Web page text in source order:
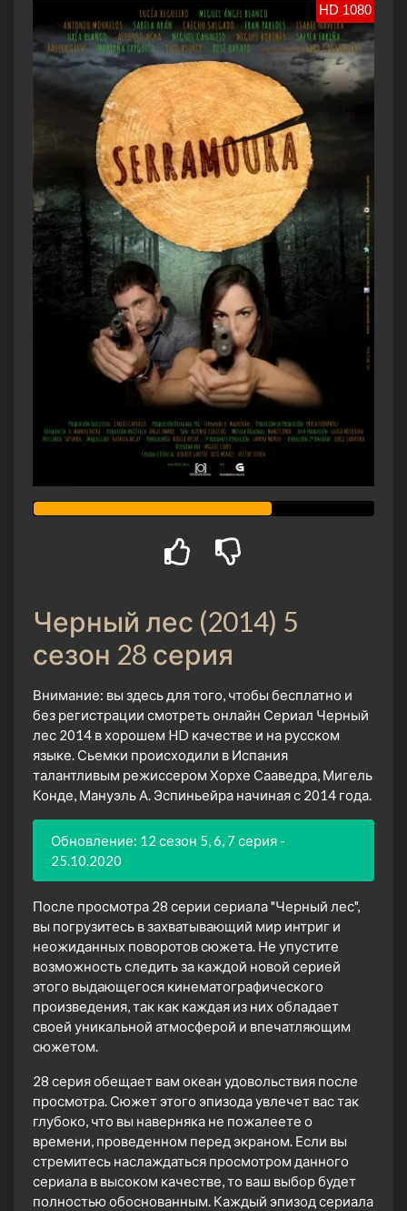
HD 1080
Черный лес (2014) 5
сезон 28 серия
Внимание: вы здесь для того, чтобы бесплатно и
без регистрации смотреть онлайн Сериал Черный
лес 2014 в хорошем HD качестве и на русском
языке. Сьемки происходили в Испания
талантливым режиссером Хорхе Сааведра, Мигель
Конде, Мануэль А. Эспиньейра начиная с 2014 года.
Обновление: 12 сезон 5, 6, 7 серия -
25.10.2020
После просмотра 28 серии сериала "Черный лес",
вы погрузитесь в захватывающий мир интриг и
неожиданных поворотов сюжета. Не упустите
возможность следить за каждой новой серией
этого выдающегося кинематографического
произведения, так как каждая из них обладает
своей уникальной атмосферой и впечатляющим
сюжетом.
28 серия обещает вам океан удовольствия после
просмотра. Сюжет этого эпизода увлечет вас так
глубоко, что вы наверняка не пожалеете о
времени, проведенном перед экраном. Если вы
стремитесь наслаждаться просмотром данного
сериала в высоком качестве, то ваш выбор будет
полностью обоснованным. Каждый эпизод сериала